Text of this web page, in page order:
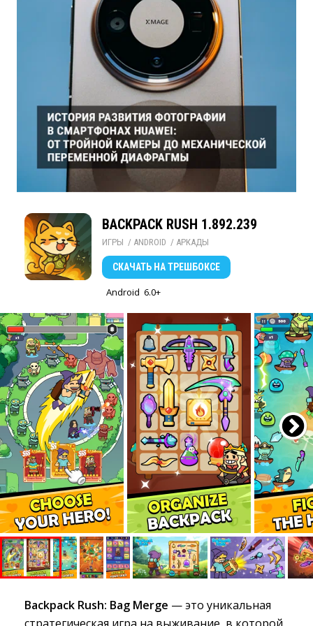
BACKPACK RUSH 1.892.239
ИГРЫ / ANDROID / АРКАДЫ
СКАЧАТЬ НА ТРЕШБОКСЕ
Android 6.0+
Backpack Rush: Bag Merge — это уникальная